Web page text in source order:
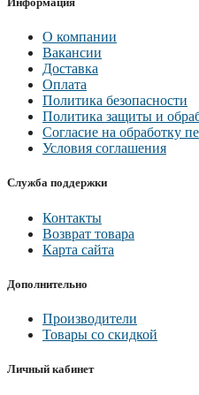
О компании
Вакансии
Доставка
Оплата
Политика безопасности
Политика защиты и
Согласие на обработку
Условия соглашения
Служба поддержки
Контакты
Возврат товара
Карта сайта
Дополнительно
Производители
Товары со скидкой
Личный кабинет